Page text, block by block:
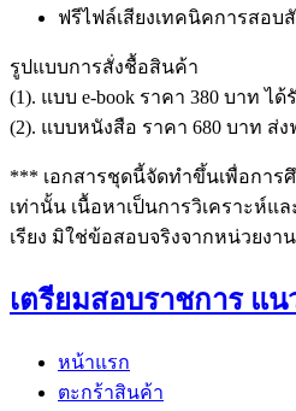
ฟรีไฟล์เสียงเทคนิคการสอ
รูปแบบการสั่งชื้อสินค้า
(1). แบบ e-book ราคา 380 บาท ไ
(2). แบบหนังสือ ราคา 680 บาท ส่
*** เอกสารชุดนี้จัดทำขึ้นเพื่อการ
เท่านั้น เนื้อหาเป็นการวิเคราะห์แ
เรียง มิใช่ข้อสอบจริงจากหน่วยงา
เตรียมสอบราชการ แ
หน้าแรก
ตะกร้าสินค้า